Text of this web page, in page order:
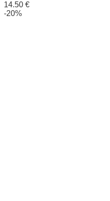
14.50 €
-20%